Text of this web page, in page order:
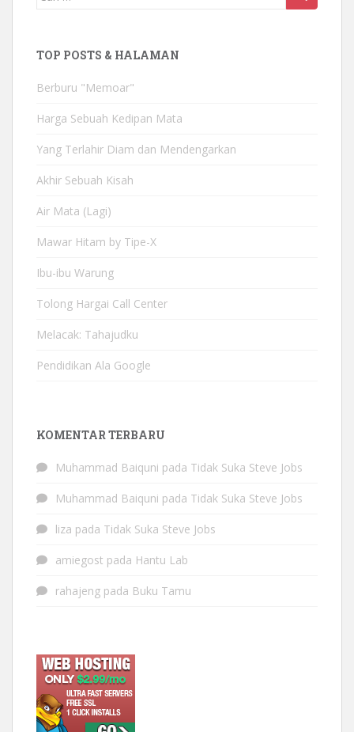
TOP POSTS & HALAMAN
Berburu "Memoar"
Harga Sebuah Kedipan Mata
Yang Terlahir Diam dan Mendengarkan
Akhir Sebuah Kisah
Air Mata (Lagi)
Mawar Hitam by Tipe-X
Ibu-ibu Warung
Tolong Hargai Call Center
Melacak: Tahajudku
Pendidikan Ala Google
KOMENTAR TERBARU
Muhammad Baiquni pada Tidak Suka Steve Jobs
Muhammad Baiquni pada Tidak Suka Steve Jobs
liza pada Tidak Suka Steve Jobs
amiegost pada Hantu Lab
rahajeng pada Buku Tamu